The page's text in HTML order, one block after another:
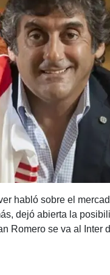
habló sobre el
dejó abierta la
Romero se va al Inter